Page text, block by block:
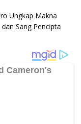
Ungkap Makna
Sang Pencipta